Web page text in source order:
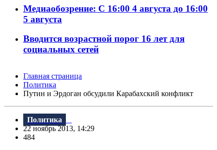
Медиаобозрение: С 16:00 4 августа до 16:00
5 августа
Вводится возрастной порог 16 лет для
социальных сетей
Главная страница
Политика
Путин и Эрдоган обсудили Карабахский конфликт
Политика
22 ноябрь 2013, 14:29
484